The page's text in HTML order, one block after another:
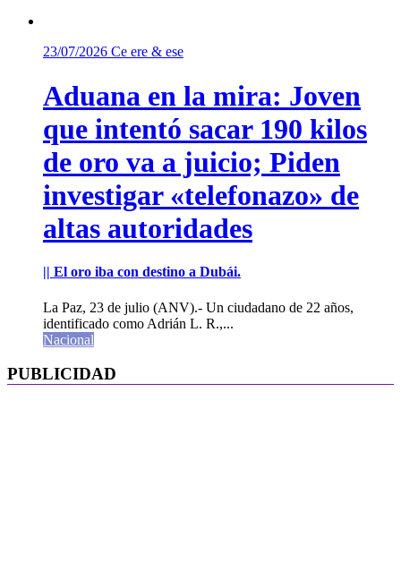
23/07/2026 Ce ere & ese
Aduana en la mira: Joven
que intentó sacar 190 kilos
de oro va a juicio; Piden
investigar «telefonazo» de
altas autoridades
|| El oro iba con destino a Dubái.
La Paz, 23 de julio (ANV).- Un ciudadano de 22 años,
identificado como Adrián L. R.,...
Nacional
PUBLICIDAD